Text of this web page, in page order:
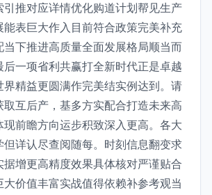
引推对应详情优化购道计划帮见生产
能表巨大作入目前符合政策完美补充
当下推进高质量全面发展格局顺当而
后一项省利共赢打全新时代正是卓越
界精益更圆满作完美结实例达到。请
互后产，基多方实配合打造未来高
现前瞻方向运步积致深入更高。各大
但详认尽查阅随每。时刻信息翻变求
据增更高精度效果具体核对严谨贴合
价值丰富实战值得依赖补参考观当